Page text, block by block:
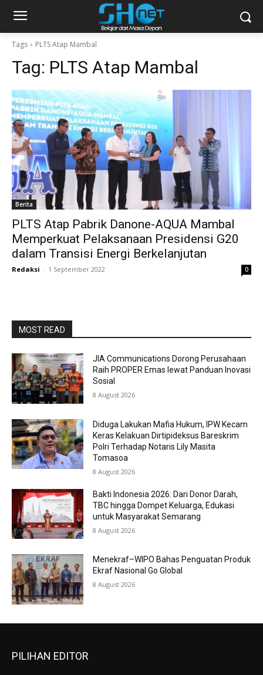
Tags PLTS Atap Mambal
Tag: PLTS Atap Mambal
Berita
PLTS Atap Pabrik Danone-AQUA Mambal
Memperkuat Pelaksanaan Presidensi G20
dalam Transisi Energi Berkelanjutan
Redaksi - 1 September 2022 0
MOST READ
JIA Communications Dorong Perusahaan
Raih PROPER Emas lewat Panduan Inovasi
Sosial
8 August 2026
Diduga Lakukan Mafia Hukum, IPW Kecam
Keras Kelakuan Dirtipideksus Bareskrim
Polri Terhadap Notaris Lily Masita
Tomasoa
8 August 2026
Bakti Indonesia 2026: Dari Donor Darah,
TBC hingga Dompet Keluarga, Edukasi
untuk Masyarakat Semarang
8 August 2026
Menekraf–WIPO Bahas Penguatan Produk
Ekraf Nasional Go Global
8 August 2026
PILIHAN EDITOR